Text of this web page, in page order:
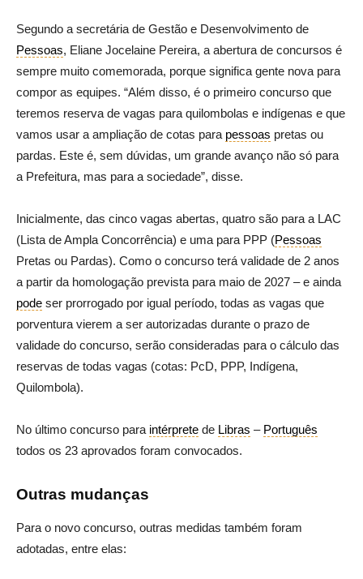
Segundo a secretária de Gestão e Desenvolvimento de
Pessoas, Eliane Jocelaine Pereira, a abertura de concursos é
sempre muito comemorada, porque significa gente nova para
compor as equipes. “Além disso, é o primeiro concurso que
teremos reserva de vagas para quilombolas e indígenas e que
vamos usar a ampliação de cotas para pessoas pretas ou
pardas. Este é, sem dúvidas, um grande avanço não só para
a Prefeitura, mas para a sociedade”, disse.
Inicialmente, das cinco vagas abertas, quatro são para a LAC
(Lista de Ampla Concorrência) e uma para PPP (Pessoas
Pretas ou Pardas). Como o concurso terá validade de 2 anos
a partir da homologação prevista para maio de 2027 – e ainda
pode ser prorrogado por igual período, todas as vagas que
porventura vierem a ser autorizadas durante o prazo de
validade do concurso, serão consideradas para o cálculo das
reservas de todas vagas (cotas: PcD, PPP, Indígena,
Quilombola).
No último concurso para intérprete de Libras – Português
todos os 23 aprovados foram convocados.
Outras mudanças
Para o novo concurso, outras medidas também foram
adotadas, entre elas: